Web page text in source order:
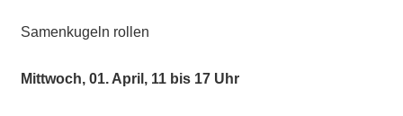
Samenkugeln rollen
Mittwoch, 01. April, 11 bis 17 Uhr